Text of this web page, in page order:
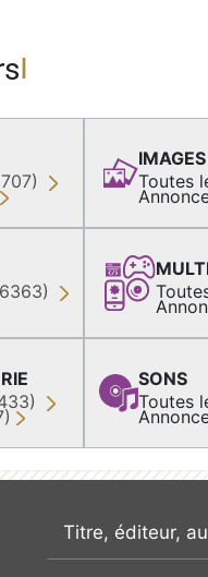
IMAGES
Toutes
SONS
Toutes
recherche par mot